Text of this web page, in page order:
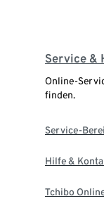
Service &
Online-
finden.
Service-
Hilfe &
Tchibo